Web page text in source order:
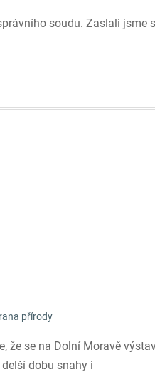
soudu. Zaslali jsme
přírody
že se na Dolní Moravě
dobu snahy i